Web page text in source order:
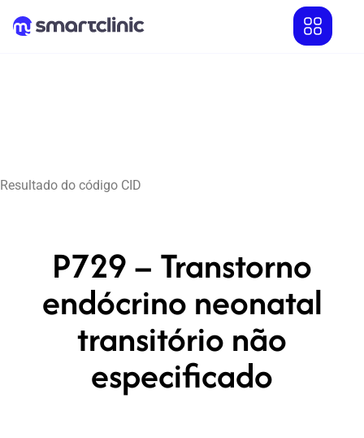
Resultado do código CID
P729 – Transtorno
endócrino neonatal
transitório não
especificado